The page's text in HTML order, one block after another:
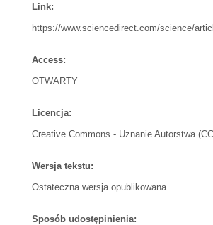
Link:
https://www.sciencedirect.com/science/
Access:
OTWARTY
Licencja:
Creative Commons - Uznanie Autorstwa
Wersja tekstu:
Ostateczna wersja opublikowana
Sposób udostępinienia: